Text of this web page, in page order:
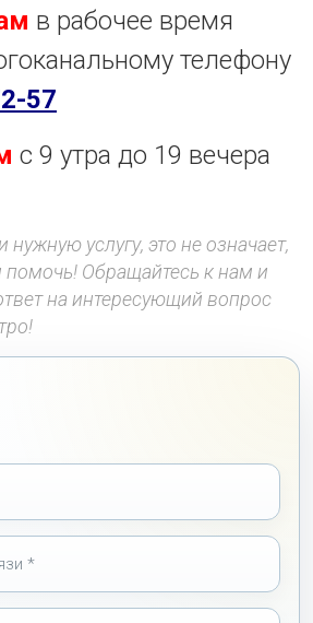
в рабочее время
телефону
57
с 9 утра до 19 вечера
услугу, это не означает,
Обращайтесь к нам и
на интересующий вопрос